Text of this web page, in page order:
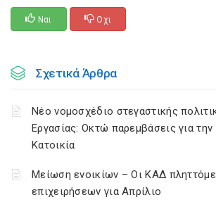
Ναι Οχι
Σχετικά Άρθρα
Νέο νομοσχέδιο στεγαστικής
Εργασίας: Οκτώ παρεμβάσεις για την
Κατοικία
Μείωση ενοικίων – Οι ΚΑΔ
επιχειρήσεων για Απρίλιο